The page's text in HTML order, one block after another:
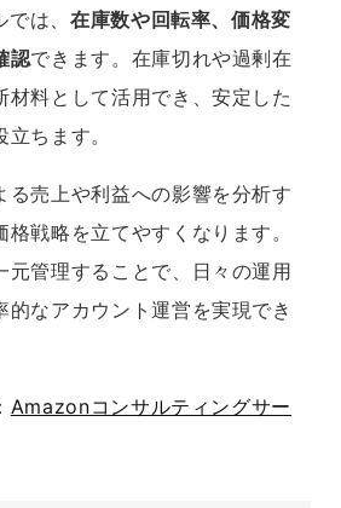
は、 在庫数や回転率、価格変
認できます。在庫切れや過剰在
材料として活用でき、安定した
ちます。
る売上や利益への影響を分析す
戦略を立てやすくなります。
元管理することで、日々の運用
的なアカウント運営を実現でき
Amazonコンサルティングサー